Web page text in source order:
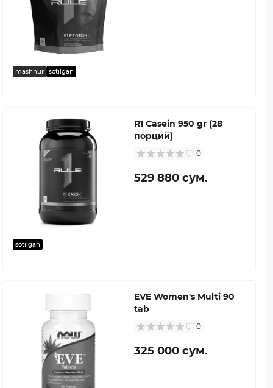
mashhur sotilgan
sotilgan
R1 Casein 950 gr (28
порций)
0
529 880 сум.
EVE Women's Multi 90
tab
0
325 000 сум.